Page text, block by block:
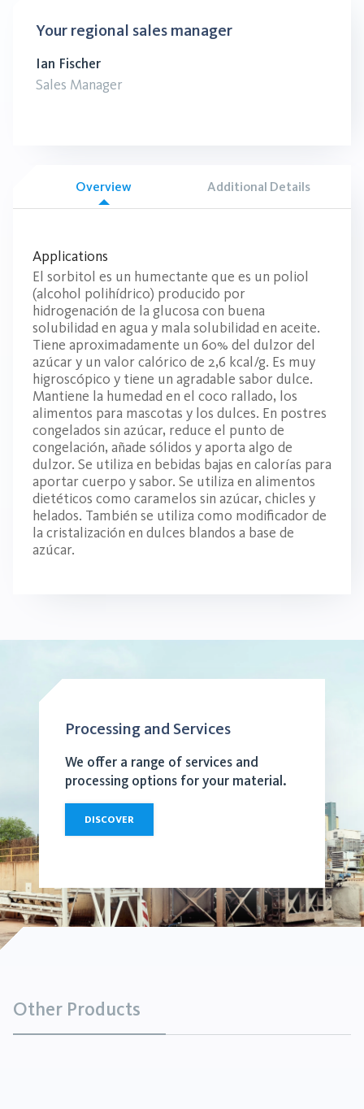
Your regional sales manager
Ian Fischer
Sales Manager
Overview Additional Details
Applications
El sorbitol es un humectante que es un poliol
(alcohol polihídrico) producido por
hidrogenación de la glucosa con buena
solubilidad en agua y mala solubilidad en aceite.
Tiene aproximadamente un 60% del dulzor del
azúcar y un valor calórico de 2,6 kcal/g. Es muy
higroscópico y tiene un agradable sabor dulce.
Mantiene la humedad en el coco rallado, los
alimentos para mascotas y los dulces. En postres
congelados sin azúcar, reduce el punto de
congelación, añade sólidos y aporta algo de
dulzor. Se utiliza en bebidas bajas en calorías para
aportar cuerpo y sabor. Se utiliza en alimentos
dietéticos como caramelos sin azúcar, chicles y
helados. También se utiliza como modificador de
la cristalización en dulces blandos a base de
azúcar.
Processing and Services
We offer a range of services and
processing options for your material.
DISCOVER
Other Products